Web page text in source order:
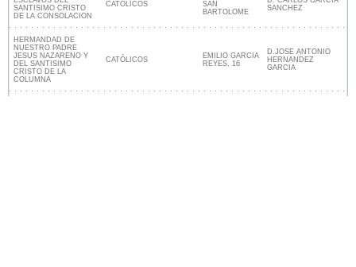
SANTISIMO CRISTO
DE LA CONSOLACION
CATÓLICOS
SAN
BARTOLOME
SANCHEZ
HERMANDAD DE
NUESTRO PADRE
JESUS NAZARENO Y
DEL SANTISIMO
CRISTO DE LA
COLUMNA
CATÓLICOS
EMILIO GARCIA
REYES, 16
D.JOSE ANTONIO
HERNANDEZ
GARCIA